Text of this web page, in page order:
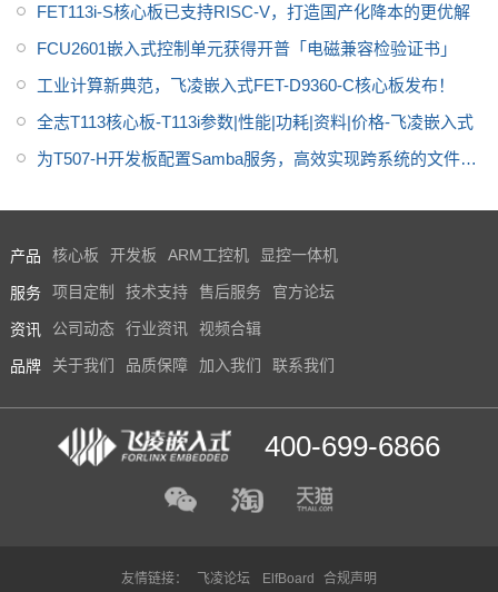
关方案
FET113i-S核心板已支持RISC-V，打造国产化降本的更优解
FCU2601嵌入式控制单元获得开普「电磁兼容检验证书」
工业计算新典范，飞凌嵌入式FET-D9360-C核心板发布！
全志T113核心板-T113i参数|性能|功耗|资料|价格-飞凌嵌入式
为T507-H开发板配置Samba服务，高效实现跨系统的文件共
产品 核心板 开发板 ARM工控机 显控一体机
服务 项目定制 技术支持 售后服务 官方论坛
资讯 公司动态 行业资讯 视频合辑
品牌 关于我们 品质保障 加入我们 联系我们
400-699-6866
友情链接： 飞凌论坛 ElfBoard 合规声明